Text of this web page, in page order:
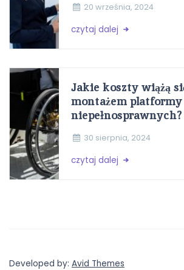
20 września, 2024
czytaj dalej
Jakie koszty wiążą
montażem
niepełnosprawnych?
30 sierpnia, 2024
czytaj dalej
Developed by: Avid Themes